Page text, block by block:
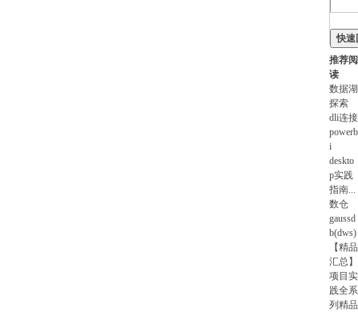
快速
推荐阅
读
数据湖
探索
dli连接
powerb
i
deskto
p实践
指南...
数仓
gaussd
b(dws)
【精品
汇总】
项目实
践全系
列精品